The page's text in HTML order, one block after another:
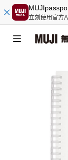
立刻使用官方